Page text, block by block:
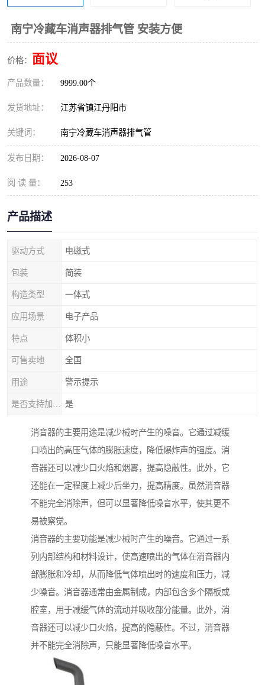
南宁冷藏车消声器排气管 安装方便
价格： 面议
产品数量： 9999.00个
发货地址： 江苏省镇江丹阳市
关键词： 南宁冷藏车消声器排气管
发布日期： 2026-08-07
阅 读 量： 253
产品描述
驱动方式 电磁式
包装 简装
构造类型 一体式
应用场景 电子产品
特点 体积小
可售卖地 全国
用途 警示提示
是
消音器的主要用途是减少械时产生的噪音。它通过减缓
口喷出的高压气体的膨胀速度，降低爆炸声的强度。消
音器还可以减少口火焰和烟雾，提高隐蔽性。此外，它
还能在一定程度上减少后坐力，提高精度。虽然消音器
不能完全消除声，但可以显著降低噪音水平，使其更不
易被察觉。
消音器的主要功能是减少械时产生的噪音。它通过一系
列内部结构和材料设计，使高速喷出的气体在消音器内
部膨胀和冷却，从而降低气体喷出时的速度和压力，减
少噪音。消音器通常由金属制成，内部包含多个隔板或
腔室，用于减缓气体的流动并吸收部分能量。此外，消
音器还可以减少口火焰，提高的隐蔽性。不过，消音器
并不能完全消除声，只能显著降低噪音水平。